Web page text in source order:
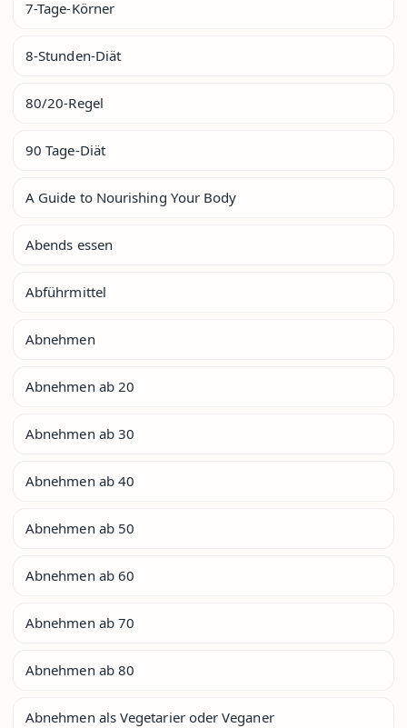
7-Tage-Körner
8-Stunden-Diät
80/20-Regel
90 Tage-Diät
A Guide to Nourishing Your Body
Abends essen
Abführmittel
Abnehmen
Abnehmen ab 20
Abnehmen ab 30
Abnehmen ab 40
Abnehmen ab 50
Abnehmen ab 60
Abnehmen ab 70
Abnehmen ab 80
Abnehmen als Vegetarier oder Veganer